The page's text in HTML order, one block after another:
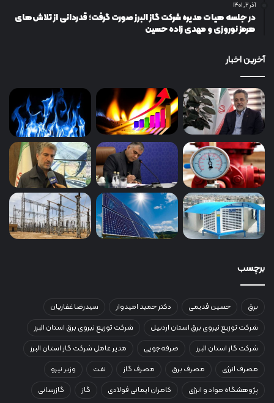
آذر ۲, ۱۴۰۱
در جلسه هیات مدیره شرکت گاز البرز صورت گرفت؛ قدردانی از تلاش‌های
هرمز نوروزی و مهدی زاده حسین
آخرین اخبار
برچسب
برق حسین قدیمی دکتر حمید امیدوار
سیدرضا غفاریان
شرکت توزیع نیروی برق استان اردبیل
شرکت توزیع نیروی برق استان البرز
شرکت گاز استان البرز
صرفه‌جویی
مدیر عامل شرکت گاز استان البرز
مصرف انرژی
مصرف برق مصرف گاز نفت
وزیر نیرو
پژوهشگاه مواد و انرژی
کامران ایمانی فولادی گاز گازرسانی